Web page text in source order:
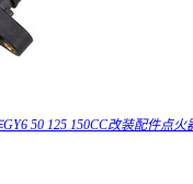
50 125 150CC改装配件点